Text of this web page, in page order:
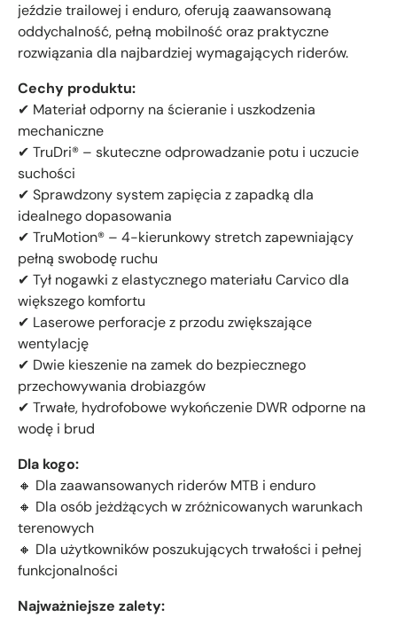
jeździe trailowej i enduro, oferują zaawansowaną
oddychalność, pełną mobilność oraz praktyczne
rozwiązania dla najbardziej wymagających riderów.
Cechy produktu:
✔ Materiał odporny na ścieranie i uszkodzenia
mechaniczne
✔ TruDri® – skuteczne odprowadzanie potu i uczucie
suchości
✔ Sprawdzony system zapięcia z zapadką dla
idealnego dopasowania
✔ TruMotion® – 4-kierunkowy stretch zapewniający
pełną swobodę ruchu
✔ Tył nogawki z elastycznego materiału Carvico dla
większego komfortu
✔ Laserowe perforacje z przodu zwiększające
wentylację
✔ Dwie kieszenie na zamek do bezpiecznego
przechowywania drobiazgów
✔ Trwałe, hydrofobowe wykończenie DWR odporne na
wodę i brud
Dla kogo:
🔸 Dla zaawansowanych riderów MTB i enduro
🔸 Dla osób jeżdżących w zróżnicowanych warunkach
terenowych
🔸 Dla użytkowników poszukujących trwałości i pełnej
funkcjonalności
Najważniejsze zalety: